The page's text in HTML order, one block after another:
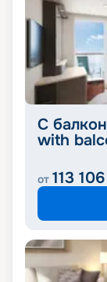
С
with
от 113 106